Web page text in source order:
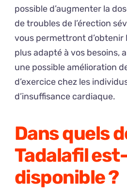
possible d’augmenter la
de troubles de l’érection
vous permettront d’obtenir
plus adapté à vos besoins,
une possible amélioration
d’exercice chez les
d’insuffisance cardiaque.
Dans quels
Tadalafil
disponible ?